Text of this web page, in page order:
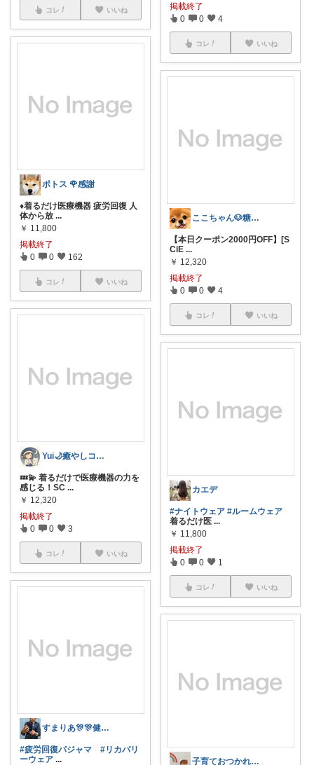
コレ いいね
ポトス 🌹感謝
♦️着るだけ医療機器 疲労回復 人
体から放 ...
￥ 11,800
掲載終了
0 0 162
コレ いいね
Yui🌙癒やしコーディネーター
💤💫 着るだけで医療機器の力を
感じる！SC ...
￥ 12,320
掲載終了
0 0 3
コレ いいね
すまりあ🎊🎊健康志向男性💐
#疲労回復パジャマ
#リカバリ
ーウェア ...
掲載終了
0 0 4
コレ いいね
ここちゃん🐶糖代謝大事だよ 感謝💕
【本日クーポン2000円OFF】[S
CiE ...
￥ 12,320
掲載終了
0 0 4
コレ いいね
カエデ
#ナイトウェア #ルームウェア
着るだけ医 ...
￥ 11,800
掲載終了
0 0 1
コレ いいね
子育ておつかれママ